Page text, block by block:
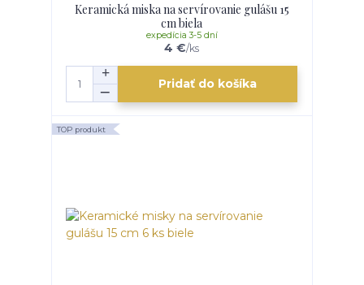
Keramická miska na servírovanie gulášu 15
cm biela
4 €/ks
expedícia 3-5 dní
Pridať do košíka
TOP produkt